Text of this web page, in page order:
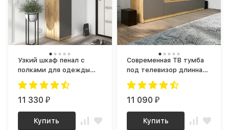
Узкий шкаф пенал с
полками для одежды
ШР-01 СИТИ ЛДСП
серый графит / дуб
крафт золотой
11 330₽
Купить
Современная ТВ тумба
под телевизор длинная
ТВ-18 СИТИ ЛДСП
серый Графит / дуб
Крафт золотой
11 090₽
Купить